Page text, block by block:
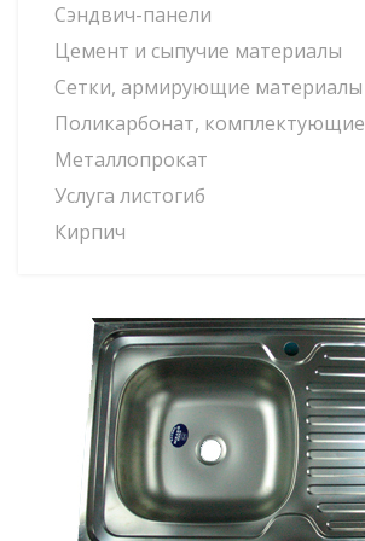
Сэндвич-панели
Цемент и сыпучие материалы
Сетки, армирующие материалы
Поликарбонат, комплектующие
Металлопрокат
Услуга листогиб
Кирпич